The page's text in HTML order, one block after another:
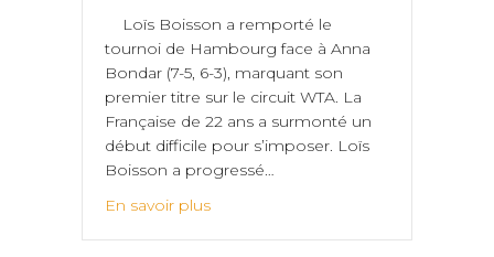
Loïs Boisson a remporté le
tournoi de Hambourg face à Anna
Bondar (7-5, 6-3), marquant son
premier titre sur le circuit WTA. La
Française de 22 ans a surmonté un
début difficile pour s’imposer. Loïs
Boisson a progressé…
En savoir plus